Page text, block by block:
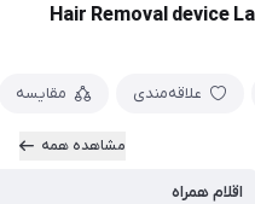
Hair Removal device
علاقه‌مندی مقایسه
مشاهده همه
اقلام همراه